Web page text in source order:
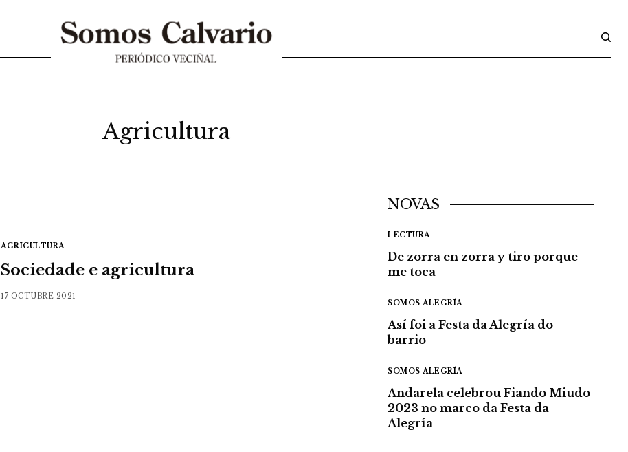
Agricultura
AGRICULTURA
Sociedade e agricultura
17 OCTUBRE 2021
NOVAS
LECTURA
De zorra en zorra y tiro porque
me toca
SOMOS ALEGRÍA
Así foi a Festa da Alegría do
barrio
SOMOS ALEGRÍA
Andarela celebrou Fiando Miudo
2023 no marco da Festa da
Alegría